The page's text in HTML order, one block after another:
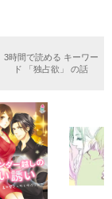
、後輩の姫原由
人こっそり泣い
想像以上に甘く
3時間で読める キーワー
ド 「独占欲」 の話